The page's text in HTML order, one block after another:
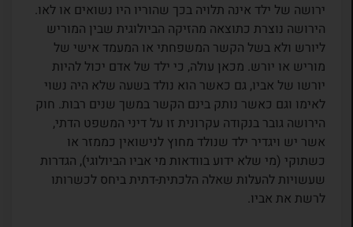
ירושה של ילד אינה תלויה בכך שהוריו היו נשואים או לאו.
הירושה נוצרת כתוצאה מהזיקה הביולוגית שבין המוריש
ליורש ולא בשל הקשר המשפחתי או המעמד אישי של
מוריש או יורש. מכאן עולה, כי ילד של אדם יכול להיות
יורשו של אביו, גם כאשר הוא נולד בשעה שלא היה נשוי
לאימו וגם כאשר נותק בינם הקשר במשך שנים רבות. חוק
הירושה גובר בנקודה עקרונית זו על דיני המשפט הדתי,
אשר יש ויגדיר ילד שנולד מחוץ לנישואין כממזר או
כשתוקי (מי שלא ידוע בוודאות מי אביו הביולוגי), הגדרות
שעשויות להעלות שאלה הלכתית-דתית ביחס לכשרותו
לרשת את אביו.